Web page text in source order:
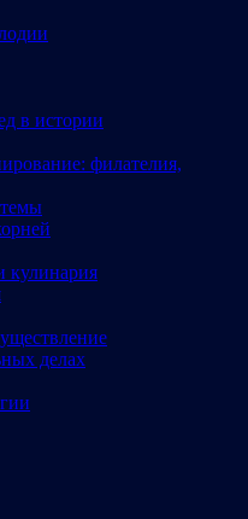
в истории
филателия,
кулинария
делах